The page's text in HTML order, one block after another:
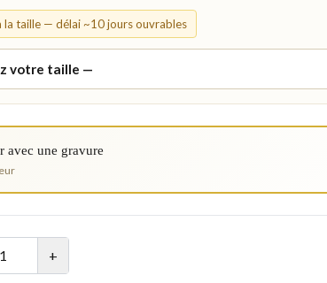
la taille — délai ~10 jours ouvrables
avec une gravure
+